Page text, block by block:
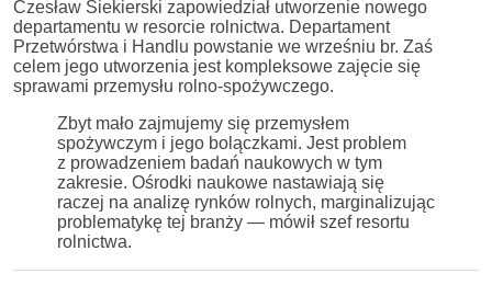
Czesław Siekierski zapowiedział utworzenie nowego
departamentu w resorcie rolnictwa. Departament
Przetwórstwa i Handlu powstanie we wrześniu br. Zaś
celem jego utworzenia jest kompleksowe zajęcie się
sprawami przemysłu rolno-spożywczego.
Zbyt mało zajmujemy się przemysłem
spożywczym i jego bolączkami. Jest problem
z prowadzeniem badań naukowych w tym
zakresie. Ośrodki naukowe nastawiają się
raczej na analizę rynków rolnych, marginalizując
problematykę tej branży — mówił szef resortu
rolnictwa.